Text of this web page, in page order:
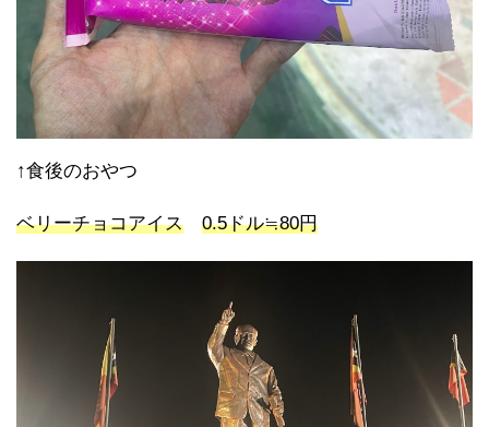
↑食後のおやつ
ベリーチョコアイス 0.5ドル≒80円